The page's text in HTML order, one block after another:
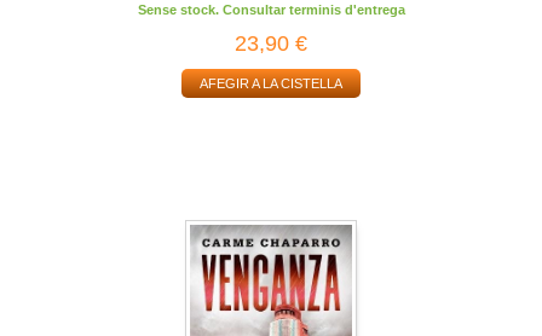
Sense stock. Consultar terminis d'entrega
23,90 €
AFEGIR A LA CISTELLA